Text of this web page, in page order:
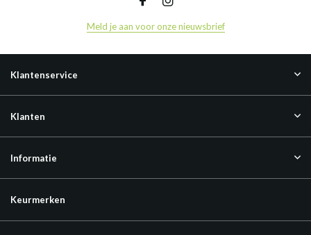
Meld je aan voor onze nieuwsbrief
Klantenservice
Klanten
Informatie
Keurmerken